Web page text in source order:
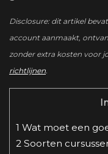
Disclosure: dit artikel
account aanmaakt,
zonder extra kosten voor
richtlijnen.
1 Wat moet een
2 Soorten